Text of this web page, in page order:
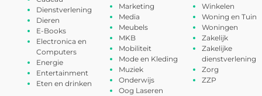
Dienstverlening
Dieren
E-Books
Electronica en
Computers
Energie
Entertainment
Eten en drinken
Marketing
Media
Meubels
MKB
Mobiliteit
Mode en Kleding
Muziek
Onderwijs
Oog Laseren
Winkelen
Woning en Tuin
Woningen
Zakelijk
Zakelijke
dienstverlening
Zorg
ZZP